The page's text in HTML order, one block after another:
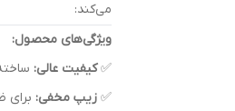
می‌کند:
ویژگی‌های محصول:
✅کیفیت عالی:
✅ زیپ مخفی: برای